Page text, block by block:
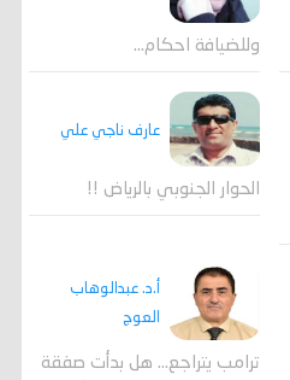
وللضيافة احكام…
عارف ناجي علي
الحوار الجنوبي بالرياض !!
أ.د. عبدالوهاب
العوج
ترامب يتراجع... هل بدأت صفقة